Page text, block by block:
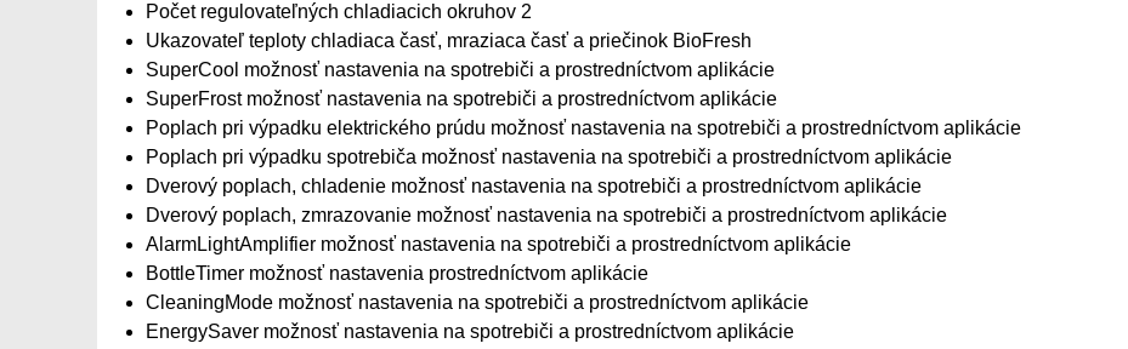
Počet regulovateľných chladiacich okruhov 2
Ukazovateľ teploty chladiaca časť, mraziaca časť a priečinok BioFresh
SuperCool možnosť nastavenia na spotrebiči a prostredníctvom aplikácie
SuperFrost možnosť nastavenia na spotrebiči a prostredníctvom aplikácie
Poplach pri výpadku elektrického prúdu možnosť nastavenia na spotrebiči a prostredníctvom aplikácie
Poplach pri výpadku spotrebiča možnosť nastavenia na spotrebiči a prostredníctvom aplikácie
Dverový poplach, chladenie možnosť nastavenia na spotrebiči a prostredníctvom aplikácie
Dverový poplach, zmrazovanie možnosť nastavenia na spotrebiči a prostredníctvom aplikácie
AlarmLightAmplifier možnosť nastavenia na spotrebiči a prostredníctvom aplikácie
BottleTimer možnosť nastavenia prostredníctvom aplikácie
CleaningMode možnosť nastavenia na spotrebiči a prostredníctvom aplikácie
EnergySaver možnosť nastavenia na spotrebiči a prostredníctvom aplikácie